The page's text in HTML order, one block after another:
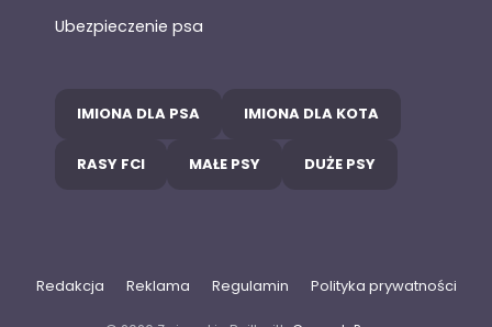
Ubezpieczenie psa
IMIONA DLA PSA IMIONA DLA KOTA
RASY FCI MAŁE PSY DUŻE PSY
Redakcja Reklama Regulamin Polityka prywatności